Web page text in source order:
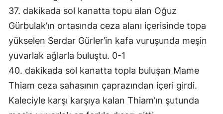
37. dakikada sol kanatta topu alan Oğuz
Gürbulak’ın ortasında ceza alanı içerisinde topa
yükselen Serdar Gürler’in kafa vuruşunda meşin
yuvarlak ağlarla buluştu. 0-1
40. dakikada sol kanatta topla buluşan Mame
Thiam ceza sahasının çaprazından içeri girdi.
Kaleciyle karşı karşıya kalan Thiam’ın şutunda